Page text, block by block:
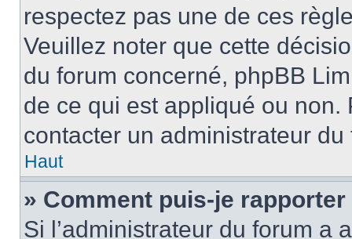
respectez pas une de ces
Veuillez noter que cette
du forum concerné, phpBB
de ce qui est appliqué ou non.
contacter un administrateur du
Haut
» Comment puis-je
Si l’administrateur du forum a